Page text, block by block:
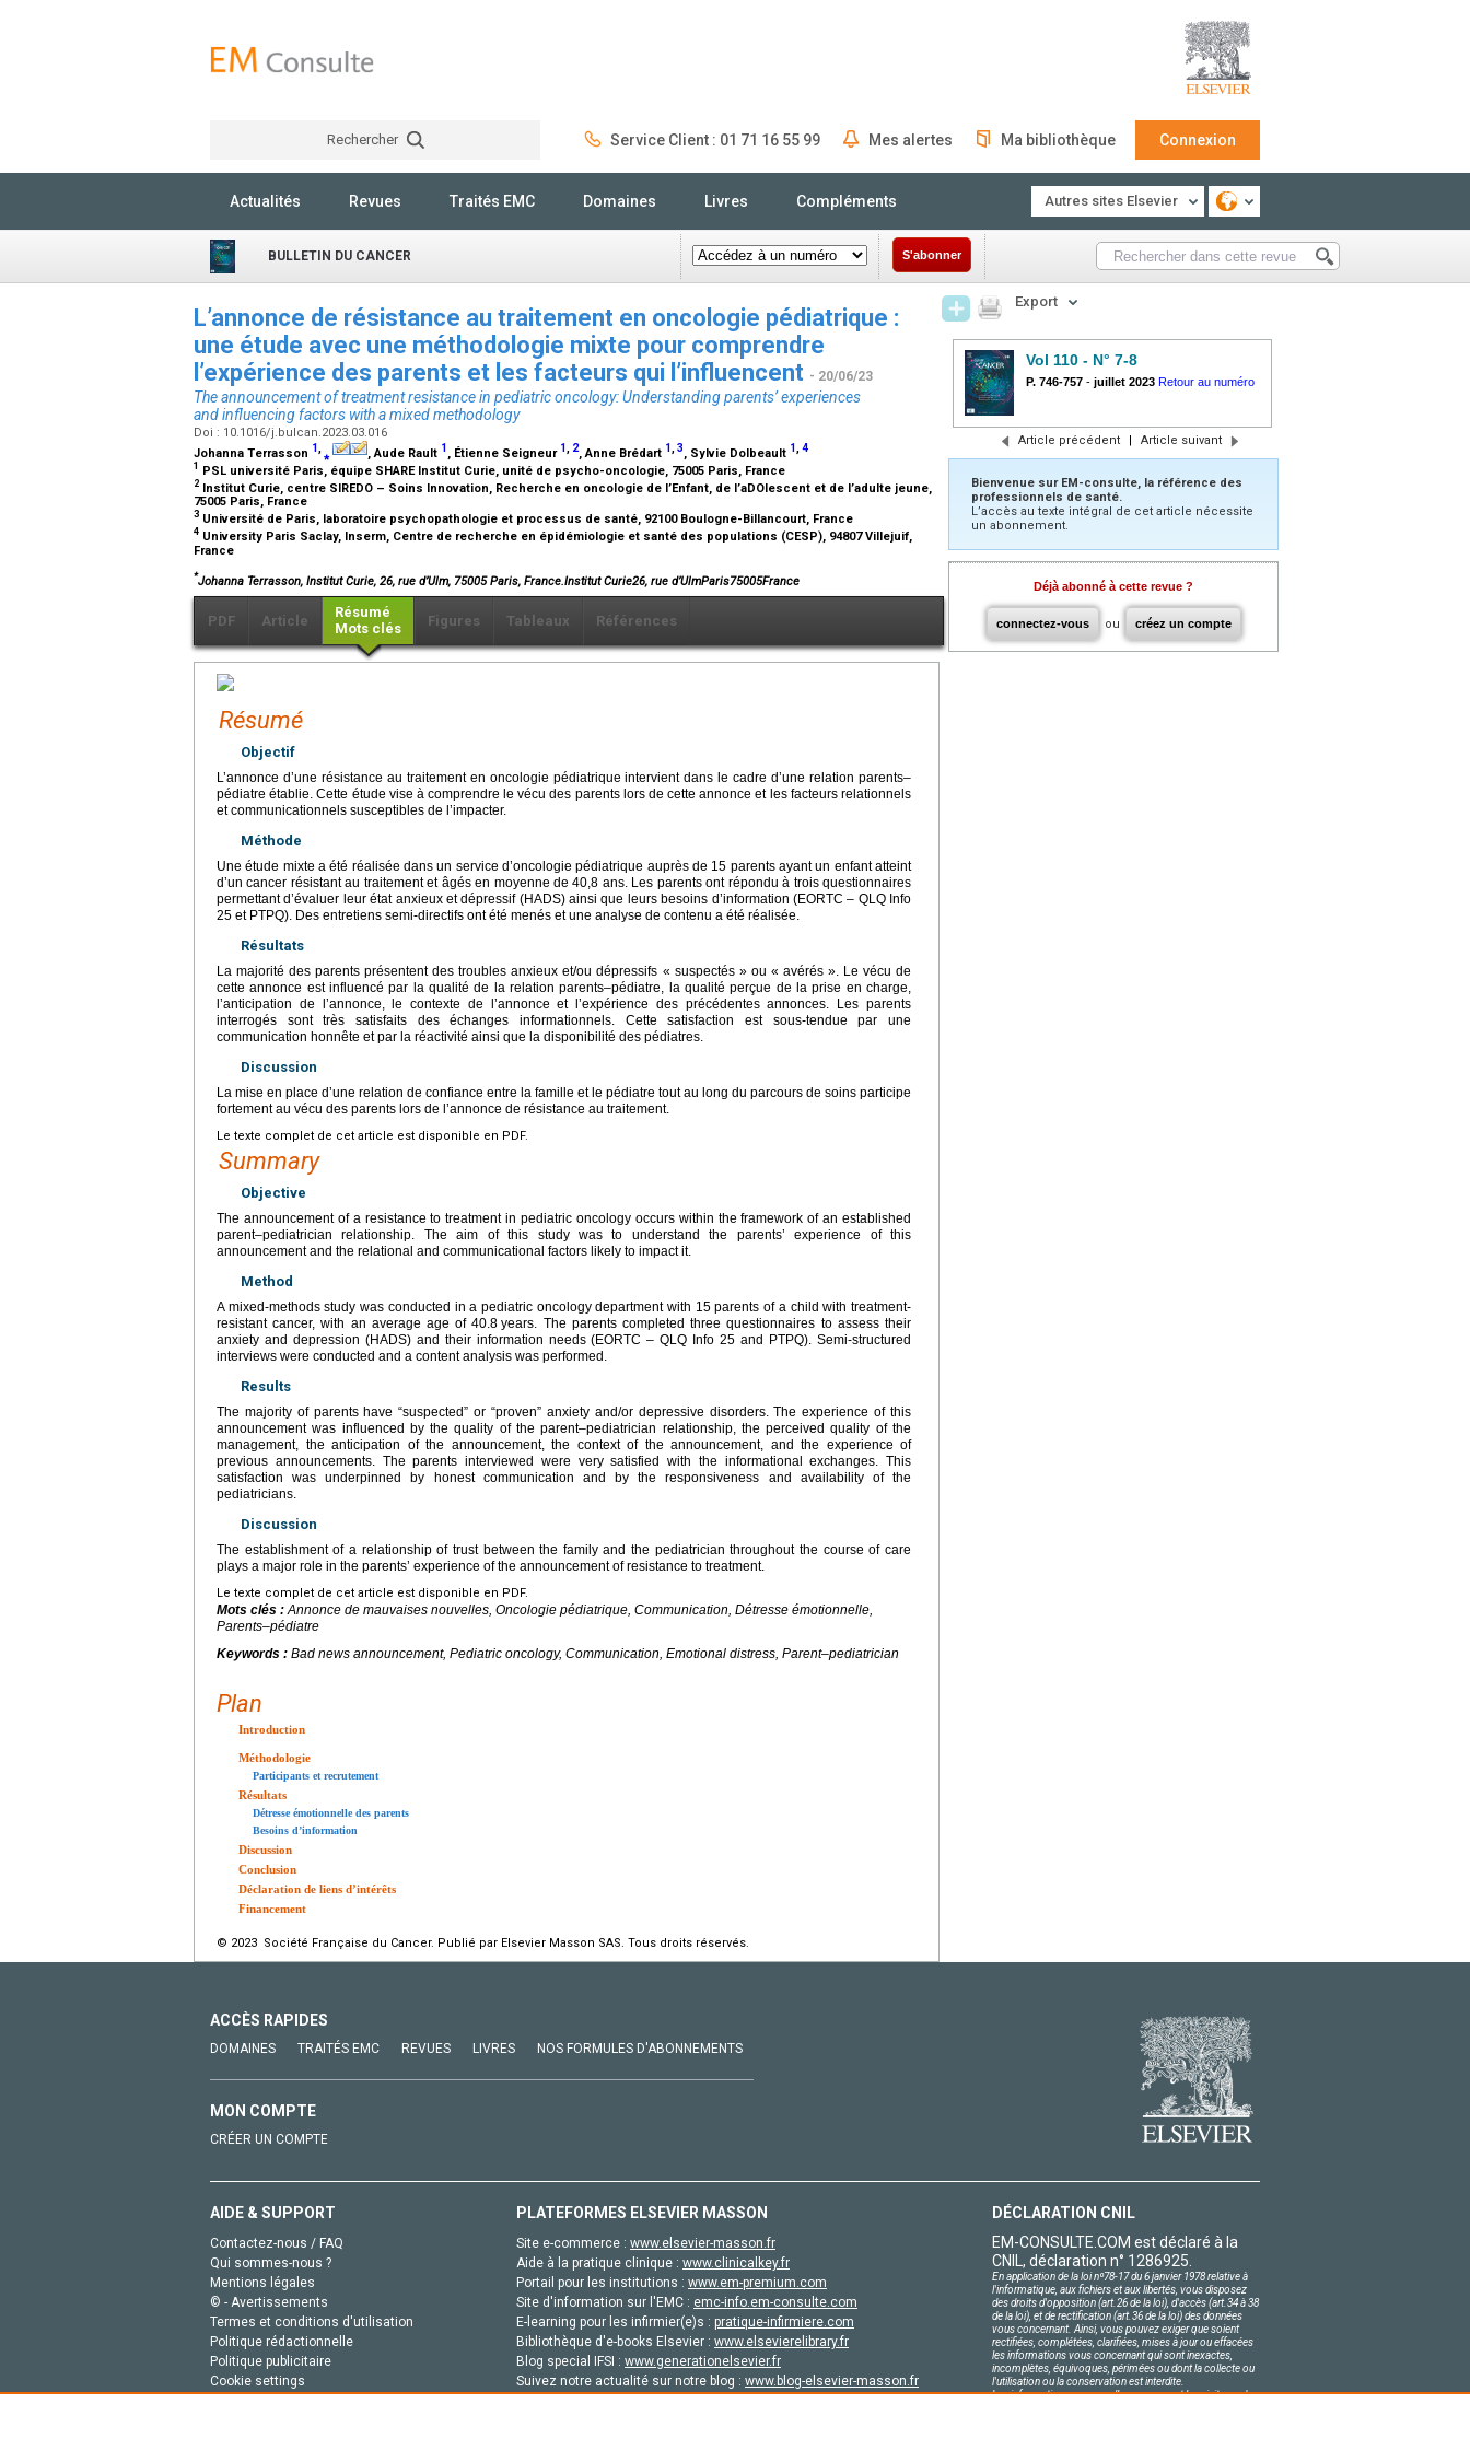
Rechercher Service Client : 01 71 16 55 99 Mes alertes Ma bibliothèque Connexion
Actualités Revues Traités EMC Domaines Livres Compléments Autres sites Elsevier
BULLETIN DU CANCER S'abonner
L’annonce de résistance au traitement en oncologie pédiatrique :
une étude avec une méthodologie mixte pour comprendre
l’expérience des parents et les facteurs qui l’influencent - 20/06/23
The announcement of treatment resistance in pediatric oncology: Understanding parents’ experiences
and influencing factors with a mixed methodology
Doi : 10.1016/j.bulcan.2023.03.016
Johanna Terrasson 1,⁎ , Aude Rault 1 , Étienne Seigneur 1, 2, Anne Brédart 1,3, Sylvie Dolbeault 1,4
1 PSL université Paris, équipe SHARE Institut Curie, unité de psycho-oncologie, 75005 Paris, France
2 Institut Curie, centre SIREDO – Soins Innovation, Recherche en oncologie de l’Enfant, de l’aDOlescent et de l’adulte jeune,
75005 Paris, France
3 Université de Paris, laboratoire psychopathologie et processus de santé, 92100 Boulogne-Billancourt, France
4 University Paris Saclay, Inserm, Centre de recherche en épidémiologie et santé des populations (CESP), 94807 Villejuif,
France
*Johanna Terrasson, Institut Curie, 26, rue d’Ulm, 75005 Paris, France.Institut Curie26, rue d’UlmParis75005France
PDF Article
Résumé
Mots clés
Figures Tableaux Références
Résumé
Objectif
L’annonce d’une résistance au traitement en oncologie pédiatrique intervient dans le cadre d’une relation parents–
pédiatre établie. Cette étude vise à comprendre le vécu des parents lors de cette annonce et les facteurs relationnels
et communicationnels susceptibles de l’impacter.
Méthode
Une étude mixte a été réalisée dans un service d’oncologie pédiatrique auprès de 15 parents ayant un enfant atteint
d’un cancer résistant au traitement et âgés en moyenne de 40,8 ans. Les parents ont répondu à trois questionnaires
permettant d’évaluer leur état anxieux et dépressif (HADS) ainsi que leurs besoins d’information (EORTC – QLQ Info
25 et PTPQ). Des entretiens semi-directifs ont été menés et une analyse de contenu a été réalisée.
Résultats
La majorité des parents présentent des troubles anxieux et/ou dépressifs « suspectés » ou « avérés ». Le vécu de
cette annonce est influencé par la qualité de la relation parents–pédiatre, la qualité perçue de la prise en charge,
l’anticipation de l’annonce, le contexte de l’annonce et l’expérience des précédentes annonces. Les parents
interrogés sont très satisfaits des échanges informationnels. Cette satisfaction est sous-tendue par une
communication honnête et par la réactivité ainsi que la disponibilité des pédiatres.
Discussion
La mise en place d’une relation de confiance entre la famille et le pédiatre tout au long du parcours de soins participe
fortement au vécu des parents lors de l’annonce de résistance au traitement.
Le texte complet de cet article est disponible en PDF.
Summary
Objective
The announcement of a resistance to treatment in pediatric oncology occurs within the framework of an established
parent–pediatrician relationship. The aim of this study was to understand the parents’ experience of this
announcement and the relational and communicational factors likely to impact it.
Method
A mixed-methods study was conducted in a pediatric oncology department with 15 parents of a child with treatment-
resistant cancer, with an average age of 40.8 years. The parents completed three questionnaires to assess their
anxiety and depression (HADS) and their information needs (EORTC – QLQ Info 25 and PTPQ). Semi-structured
interviews were conducted and a content analysis was performed.
Results
The majority of parents have “suspected” or “proven” anxiety and/or depressive disorders. The experience of this
announcement was influenced by the quality of the parent–pediatrician relationship, the perceived quality of the
management, the anticipation of the announcement, the context of the announcement, and the experience of
previous announcements. The parents interviewed were very satisfied with the informational exchanges. This
satisfaction was underpinned by honest communication and by the responsiveness and availability of the
pediatricians.
Discussion
The establishment of a relationship of trust between the family and the pediatrician throughout the course of care
plays a major role in the parents’ experience of the announcement of resistance to treatment.
Le texte complet de cet article est disponible en PDF.
Mots clés :Annonce de mauvaises nouvelles, Oncologie pédiatrique, Communication, Détresse émotionnelle,
Parents–pédiatre
Keywords : Bad news announcement, Pediatric oncology, Communication, Emotional distress, Parent–pediatrician
Plan
Introduction
Méthodologie
Participants et recrutement
Résultats
Détresse émotionnelle des parents
Besoins d’information
Discussion
Conclusion
Déclaration de liens d’intérêts
Financement
© 2023 Société Française du Cancer. Publié par Elsevier Masson SAS. Tous droits réservés.
Export
Vol 110 - N° 7-8
P. 746-757 - juillet 2023 Retour au numéro
Article précédent | Article suivant
Bienvenue sur EM-consulte, la référence des
professionnels de santé.
L’accès au texte intégral de cet article nécessite
un abonnement.
Déjà abonné à cette revue ?
connectez-vous ou créez un compte
ACCÈS RAPIDES
DOMAINES TRAITÉS EMC REVUES LIVRES NOS FORMULES D'ABONNEMENTS
MON COMPTE
CRÉER UN COMPTE
AIDE & SUPPORT
Contactez-nous / FAQ
Qui sommes-nous ?
Mentions légales
© - Avertissements
Termes et conditions d'utilisation
Politique rédactionnelle
Politique publicitaire
Cookie settings
PLATEFORMES ELSEVIER MASSON
Site e-commerce : www.elsevier-masson.fr
Aide à la pratique clinique : www.clinicalkey.fr
Portail pour les institutions : www.em-premium.com
Site d'information sur l'EMC : emc-info.em-consulte.com
E-learning pour les infirmier(e)s : pratique-infirmiere.com
Bibliothèque d'e-books Elsevier : www.elsevierelibrary.fr
Blog special IFSI : www.generationelsevier.fr
Suivez notre actualité sur notre blog : www.blog-elsevier-masson.fr
DÉCLARATION CNIL
EM-CONSULTE.COM est déclaré à la
CNIL, déclaration n° 1286925.
En application de la loi nº78-17 du 6 janvier 1978 relative à
l'informatique, aux fichiers et aux libertés, vous disposez
des droits d'opposition (art.26 de la loi), d'accès (art.34 à 38
de la loi), et de rectification (art.36 de la loi) des données
vous concernant. Ainsi, vous pouvez exiger que soient
rectifiées, complétées, clarifiées, mises à jour ou effacées
les informations vous concernant qui sont inexactes,
incomplètes, équivoques, périmées ou dont la collecte ou
l'utilisation ou la conservation est interdite.
Les informations personnelles concernant les visiteurs de